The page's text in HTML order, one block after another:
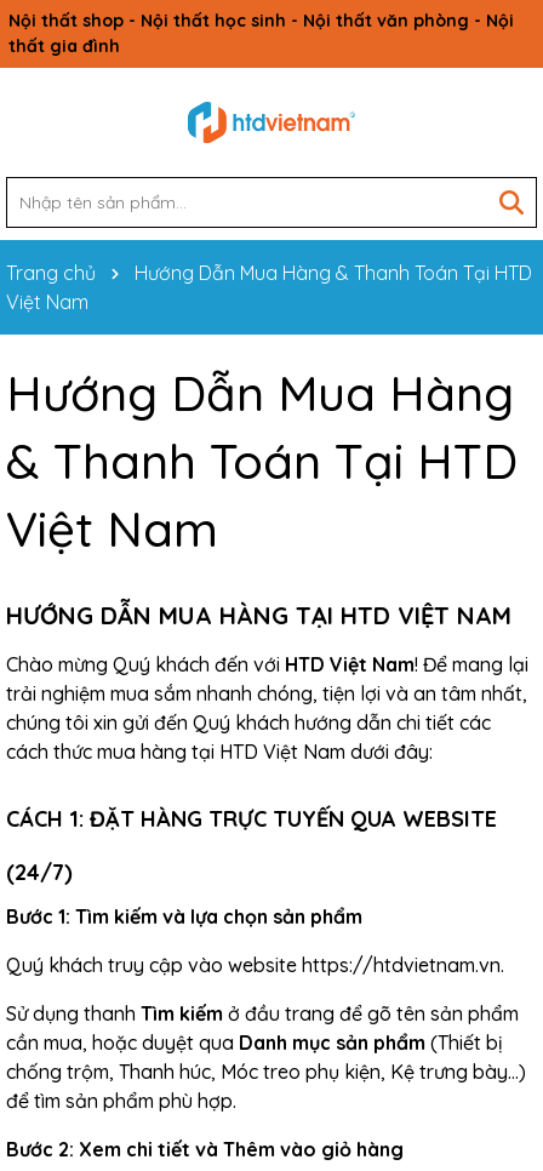
Nội thất shop - Nội thất học sinh - Nội thất văn phòng - Nội
thất gia đình
Trang chủ
Hướng Dẫn Mua Hàng & Thanh Toán Tại HTD
Việt Nam
Hướng Dẫn Mua Hàng
& Thanh Toán Tại HTD
Việt Nam
HƯỚNG DẪN MUA HÀNG TẠI HTD VIỆT NAM
Chào mừng Quý khách đến với HTD Việt Nam! Để mang lại
trải nghiệm mua sắm nhanh chóng, tiện lợi và an tâm nhất,
chúng tôi xin gửi đến Quý khách hướng dẫn chi tiết các
cách thức mua hàng tại HTD Việt Nam dưới đây:
CÁCH 1: ĐẶT HÀNG TRỰC TUYẾN QUA WEBSITE
(24/7)
Bước 1: Tìm kiếm và lựa chọn sản phẩm
Quý khách truy cập vào website https://htdvietnam.vn.
Sử dụng thanh Tìm kiếm ở đầu trang để gõ tên sản phẩm
cần mua, hoặc duyệt qua Danh mục sản phẩm (Thiết bị
chống trộm, Thanh húc, Móc treo phụ kiện, Kệ trưng bày...)
để tìm sản phẩm phù hợp.
Bước 2: Xem chi tiết và Thêm vào giỏ hàng